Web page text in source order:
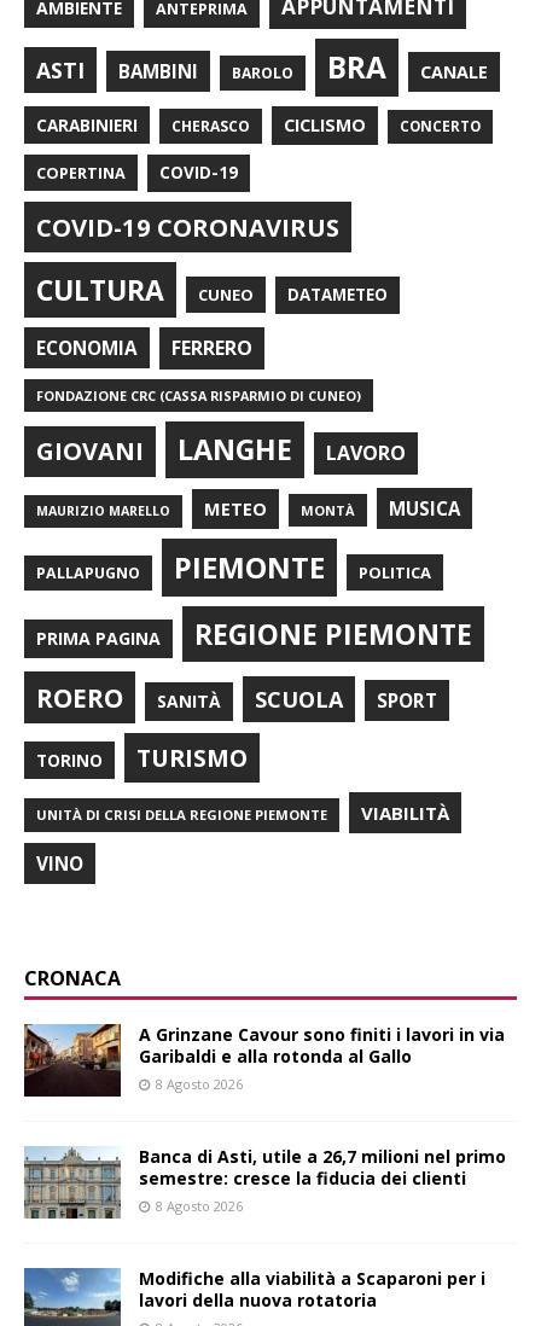
AMBIENTE ANTEPRIMA APPUNTAMENTI
ASTI BAMBINI BAROLO BRA CANALE
CARABINIERI CHERASCO CICLISMO CONCERTO
COPERTINA COVID-19
COVID-19 CORONAVIRUS
CULTURA CUNEO DATAMETEO
ECONOMIA FERRERO
FONDAZIONE CRC (CASSA RISPARMIO DI CUNEO)
GIOVANI LANGHE LAVORO
MAURIZIO MARELLO METEO MONTÀ MUSICA
PALLAPUGNO PIEMONTE POLITICA
PRIMA PAGINA REGIONE PIEMONTE
ROERO SANITÀ SCUOLA SPORT
TORINO TURISMO
UNITÀ DI CRISI DELLA REGIONE PIEMONTE VIABILITÀ
VINO
CRONACA
A Grinzane Cavour sono finiti i lavori in via
Garibaldi e alla rotonda al Gallo
8 Agosto 2026
Banca di Asti, utile a 26,7 milioni nel primo
semestre: cresce la fiducia dei clienti
8 Agosto 2026
Modifiche alla viabilità a Scaparoni per i
lavori della nuova rotatoria